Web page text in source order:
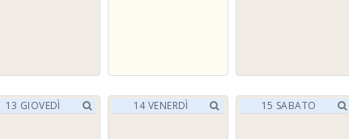
13 GIOVEDÌ 14 VENERDÌ 15 SABATO